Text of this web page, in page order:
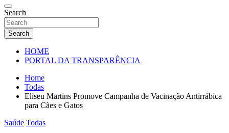
Search
Search
HOME
PORTAL DA TRANSPARÊNCIA
Home
Todas
Eliseu Martins Promove Campanha de Vacinação Antirrábica
para Cães e Gatos
Saúde Todas